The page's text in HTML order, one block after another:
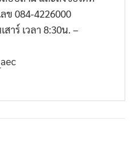
ข 084-4226000
าร์ เวลา 8:30น. –